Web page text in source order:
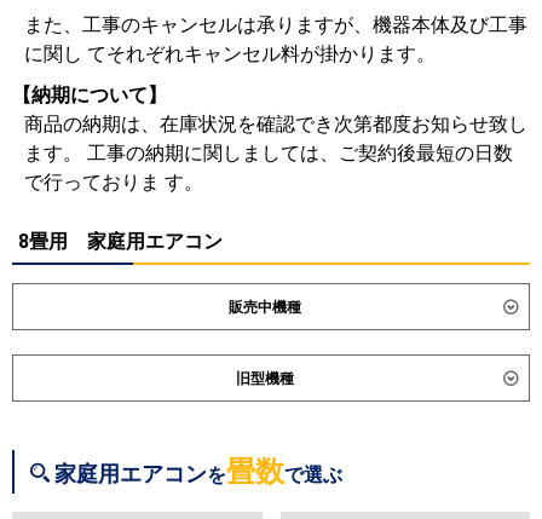
また、工事のキャンセルは承りますが、機器本体及び工事
に関し てそれぞれキャンセル料が掛かります。
【納期について】
商品の納期は、在庫状況を確認でき次第都度お知らせ致し
ます。 工事の納期に関しましては、ご契約後最短の日数
で行っておりま す。
8畳用 家庭用エアコン
販売中機種
ダイキン S256ATES S256ATCS
S256ATSS-K
東芝 RAS-2515T RAS-U251X
旧型機種
S255ATRS
S254ATCS S254ATMS
S254ATAS S254ATRS S253ATES
家庭用エアコンを畳数で選ぶ